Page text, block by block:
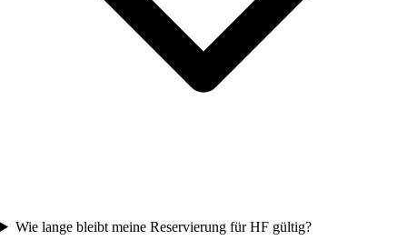
Wie lange bleibt meine Reservierung für HF gültig?